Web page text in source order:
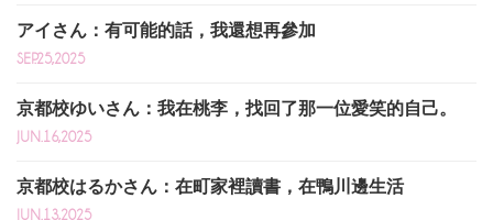
アイさん：有可能的話，我還想再參加
SEP.25,2025
京都校ゆいさん：我在桃李，找回了那一位愛笑的自己。
JUN.16,2025
京都校はるかさん：在町家裡讀書，在鴨川邊生活
JUN.13,2025